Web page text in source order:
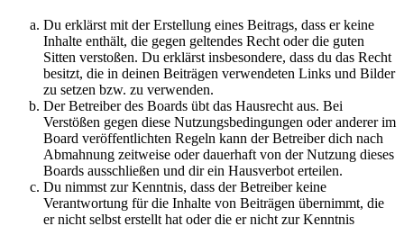
Du erklärst mit der Erstellung eines Beitrags, dass er keine
Inhalte enthält, die gegen geltendes Recht oder die guten
Sitten verstoßen. Du erklärst insbesondere, dass du das Recht
besitzt, die in deinen Beiträgen verwendeten Links und Bilder
zu setzen bzw. zu verwenden.
Der Betreiber des Boards übt das Hausrecht aus. Bei
Verstößen gegen diese Nutzungsbedingungen oder anderer im
Board veröffentlichten Regeln kann der Betreiber dich nach
Abmahnung zeitweise oder dauerhaft von der Nutzung dieses
Boards ausschließen und dir ein Hausverbot erteilen.
Du nimmst zur Kenntnis, dass der Betreiber keine
Verantwortung für die Inhalte von Beiträgen übernimmt, die
er nicht selbst erstellt hat oder die er nicht zur Kenntnis